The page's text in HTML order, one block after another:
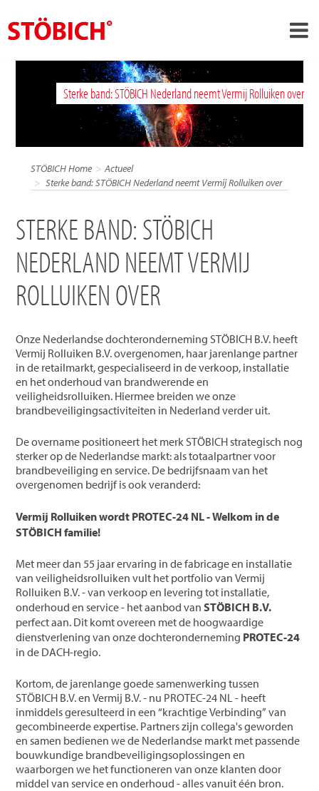
›
Over ons
Oplossingen
Over Stöbich
Contact
Sterke band: STÖBICH Nederland neemt Vermij Rolluiken over
STÖBICH Home
Actueel
Sterke band: STÖBICH Nederland neemt Vermij Rolluiken over
STERKE BAND: STÖBICH
NEDERLAND NEEMT VERMIJ
ROLLUIKEN OVER
Onze Nederlandse dochteronderneming STÖBICH B.V. heeft
Vermij Rolluiken B.V. overgenomen, haar jarenlange partner
in de retailmarkt, gespecialiseerd in de verkoop, installatie
en het onderhoud van brandwerende en
veiligheidsrolluiken. Hiermee breiden we onze
brandbeveiligingsactiviteiten in Nederland verder uit.
De overname positioneert het merk STÖBICH strategisch nog
sterker op de Nederlandse markt: als totaalpartner voor
brandbeveiliging en service. De bedrijfsnaam van het
overgenomen bedrijf is ook veranderd:
Vermij Rolluiken wordt PROTEC-24 NL - Welkom in de
STÖBICH familie!
Met meer dan 55 jaar ervaring in de fabricage en installatie
van veiligheidsrolluiken vult het portfolio van Vermij
Rolluiken B.V. - van verkoop en levering tot installatie,
onderhoud en service - het aanbod vanSTÖBICH B.V.
perfect aan. Dit komt overeen met de hoogwaardige
dienstverlening van onze dochteronderneming PROTEC-24
in de DACH-regio.
Kortom, de jarenlange goede samenwerking tussen
STÖBICH B.V. en Vermij B.V. - nu PROTEC-24 NL - heeft
inmiddels geresulteerd in een “krachtige Verbinding” van
gecombineerde expertise. Partners zijn collega's geworden
en samen bedienen we de Nederlandse markt met passende
bouwkundige brandbeveiligingsoplossingen en
waarborgen we het functioneren van onze klanten door
middel van service en onderhoud - alles vanuit één bron.